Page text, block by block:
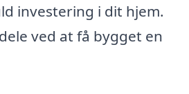
investering i dit hjem.
ved at få bygget en